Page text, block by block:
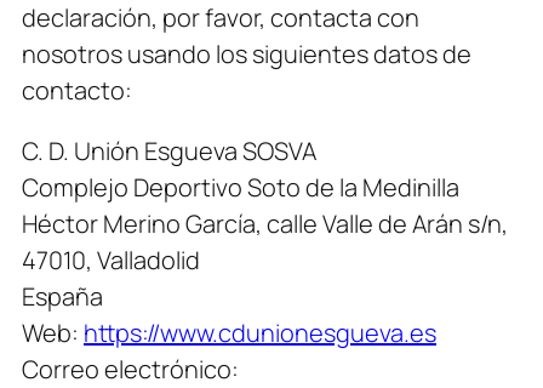
declaración, por favor, contacta con
nosotros usando los siguientes datos de
contacto:
C. D. Unión Esgueva SOSVA
Complejo Deportivo Soto de la Medinilla
Héctor Merino García, calle Valle de Arán s/n,
47010, Valladolid
España
Web: https://www.cdunionesgueva.es
Correo electrónico: